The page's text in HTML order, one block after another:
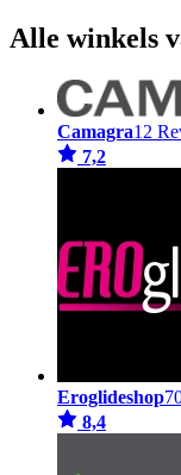
Alle winkels
Camagra12
7,2
Eroglideshop
8,4